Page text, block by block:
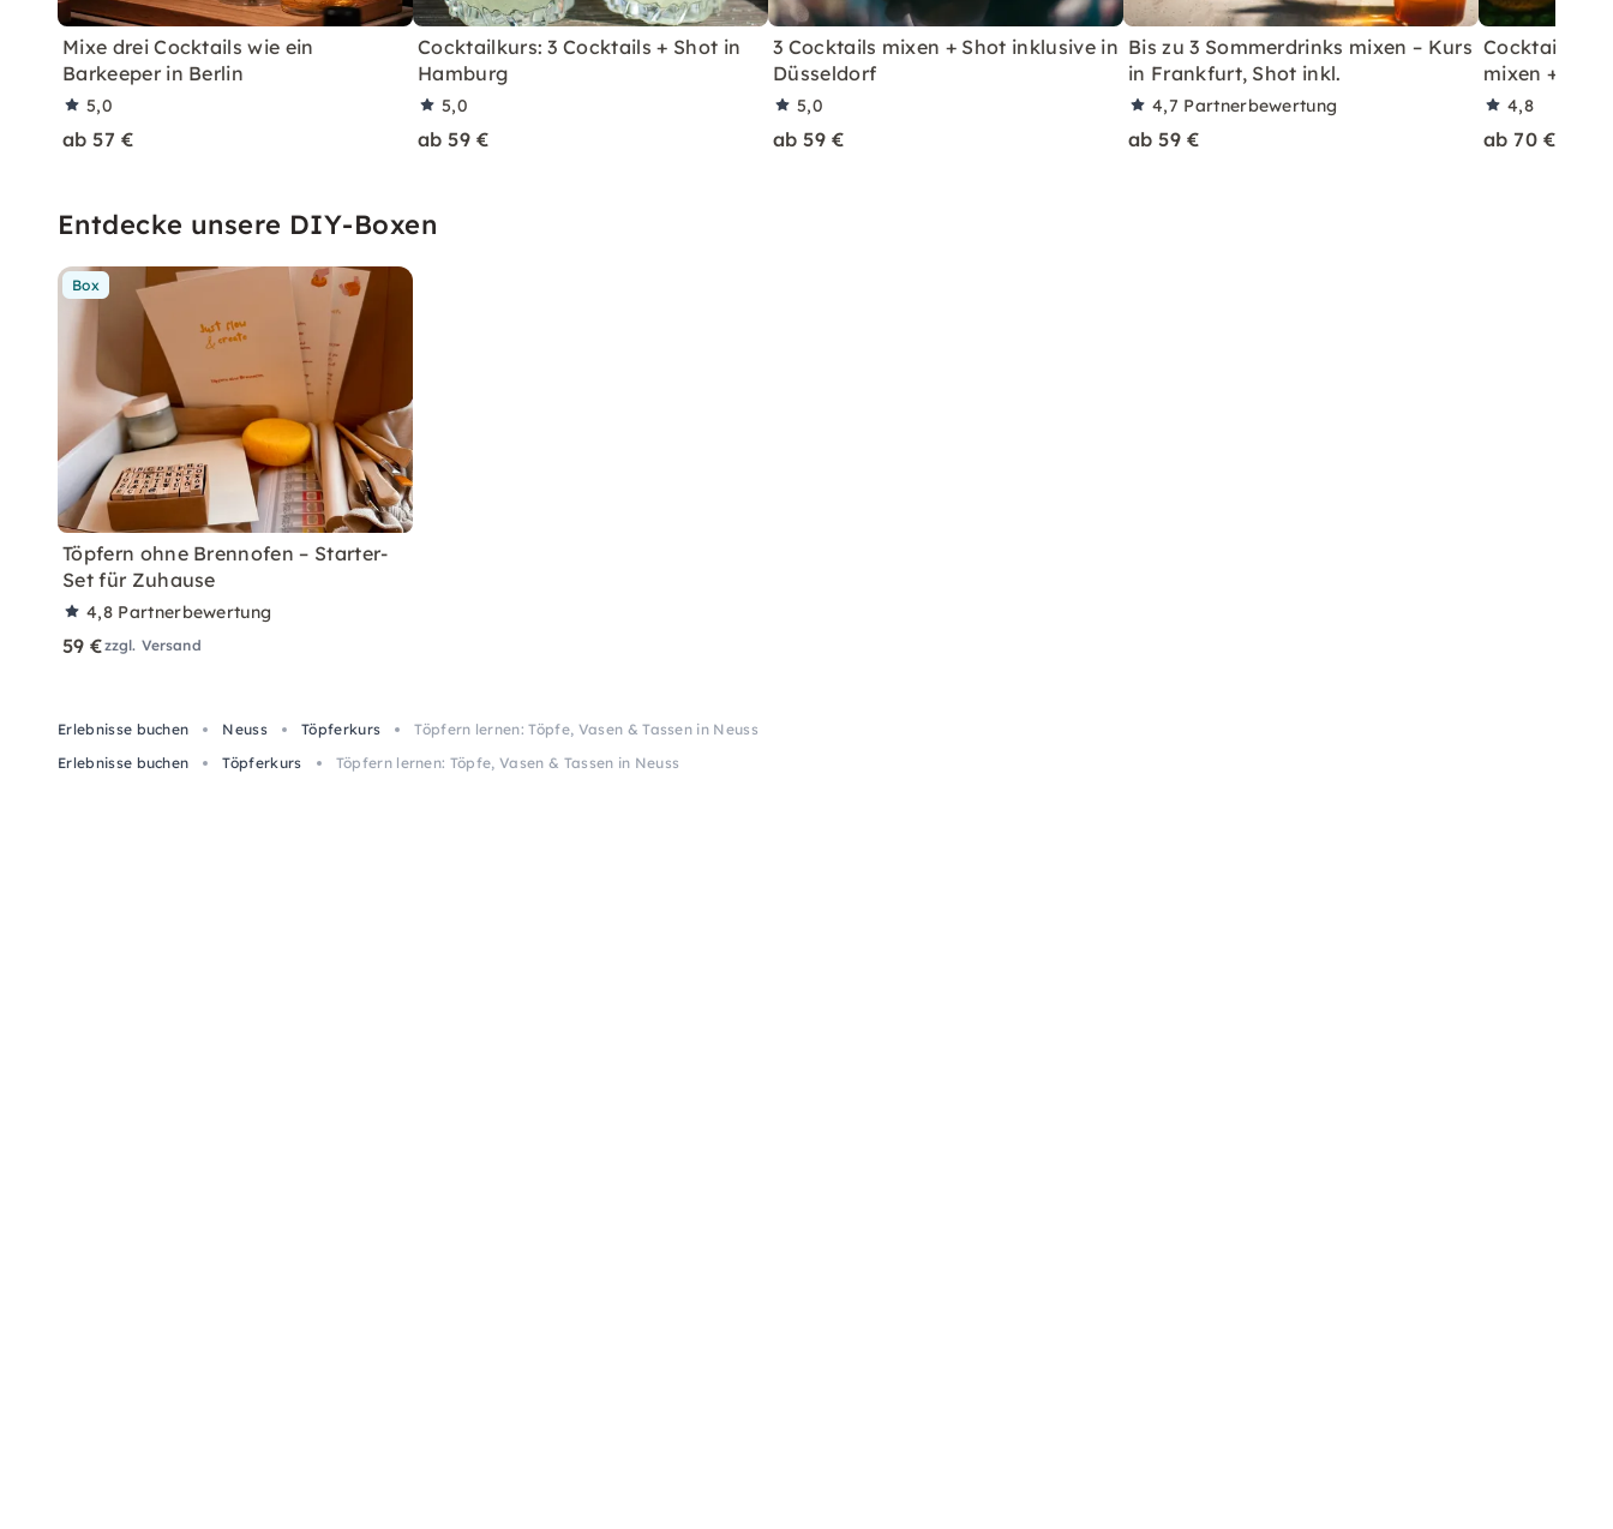
Mixe drei Cocktails wie ein
Barkeeper in Berlin
5,0
ab 57 €
Cocktailkurs: 3 Cocktails + Shot in
Hamburg
5,0
ab 59 €
3 Cocktails mixen + Shot inklusive in
Düsseldorf
5,0
ab 59 €
Bis zu 3 Sommerdrinks mixen – Kurs
in Frankfurt, Shot inkl.
4,7 Partnerbewertung
ab 59 €
Cocktailkurs:
mixen +
4,8
ab 70 €
Entdecke unsere DIY-Boxen
Box
Töpfern ohne Brennofen – Starter-
Set für Zuhause
4,8 Partnerbewertung
59 €zzgl. Versand
Erlebnisse buchen Neuss Töpferkurs
Töpfern lernen: Töpfe, Vasen & Tassen in Neuss
Erlebnisse buchen
Töpferkurs Töpfern lernen: Töpfe, Vasen & Tassen in Neuss